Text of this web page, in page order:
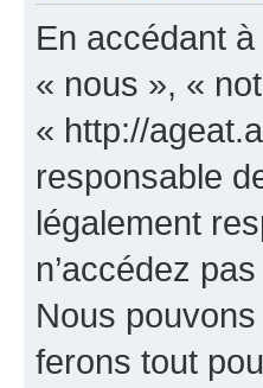
En accédant
« nous », «
« http://
responsable
légalement
n’accédez
Nous
ferons tout